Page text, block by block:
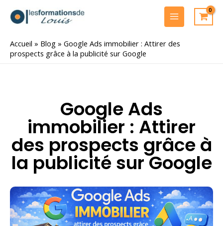
MAIN
MENU
Accueil » Blog » Google Ads immobilier : Attirer des
prospects grâce à la publicité sur Google
Google Ads
immobilier : Attirer
des prospects grâce à
la publicité sur Google